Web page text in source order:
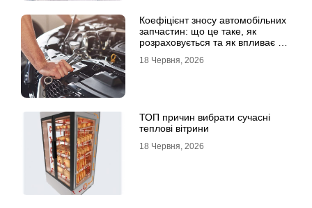
Коефіцієнт зносу автомобільних
запчастин: що це таке, як
розраховується та як впливає на
18 Червня, 2026
ТОП причин вибрати сучасні
теплові вітрини
18 Червня, 2026